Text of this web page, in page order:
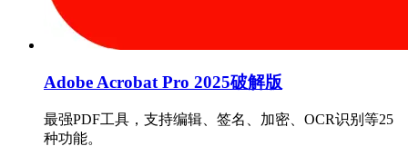
Adobe Acrobat Pro 2025破解版
最强PDF工具，支持编辑、签名、加密、OCR识别等25
种功能。